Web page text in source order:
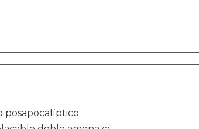
posapocalíptico